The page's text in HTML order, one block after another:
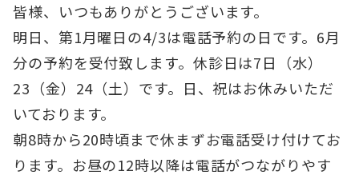
皆様、いつもありがとうございます。
明日、第1月曜日の4/3は電話予約の日です。6月
分の予約を受付致します。休診日は7日（水）
23（金）24（土）です。日、祝はお休みいただ
いております。
朝8時から20時頃まで休まずお電話受け付けてお
ります。お昼の12時以降は電話がつながりやす